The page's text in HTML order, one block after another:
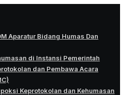
Aparatur Bidang Humas Dan
di Instansi Pemerintah
dan Pembawa Acara
Keprotokolan dan Kehumasan